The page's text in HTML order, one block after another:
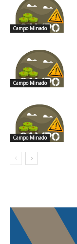
Campo Minado
Campo Minado
Campo Minado